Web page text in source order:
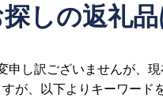
しの返礼
申し訳ございませんが、
が、以下よりキーワード